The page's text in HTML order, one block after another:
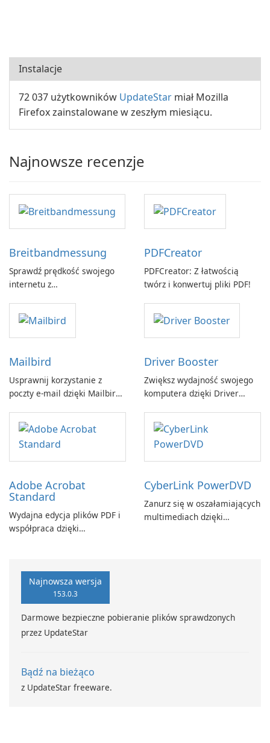
Instalacje
72 037 użytkowników UpdateStar miał Mozilla
Firefox zainstalowane w zeszłym miesiącu.
Najnowsze recenzje
Breitbandmessung
Sprawdź prędkość swojego
internetu z
GmbH!
PDFCreator
PDFCreator: Z łatwością
twórz i konwertuj pliki PDF!
Mailbird
Usprawnij korzystanie z
poczty e-mail dzięki Mailbird
Driver Booster
Zwiększ wydajność swojego
komputera dzięki Driver
Adobe Acrobat
Standard
Wydajna edycja plików PDF i
współpraca dzięki
CyberLink PowerDVD
Zanurz się w oszałamiających
multimediach dzięki
Najnowsza wersja
153.0.3
Darmowe bezpieczne pobieranie plików sprawdzonych
przez UpdateStar
Bądź na bieżąco
z UpdateStar freeware.